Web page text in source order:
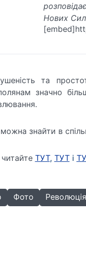
Нових
та
значно
знайти в
ТУТ, ТУТі
Фото